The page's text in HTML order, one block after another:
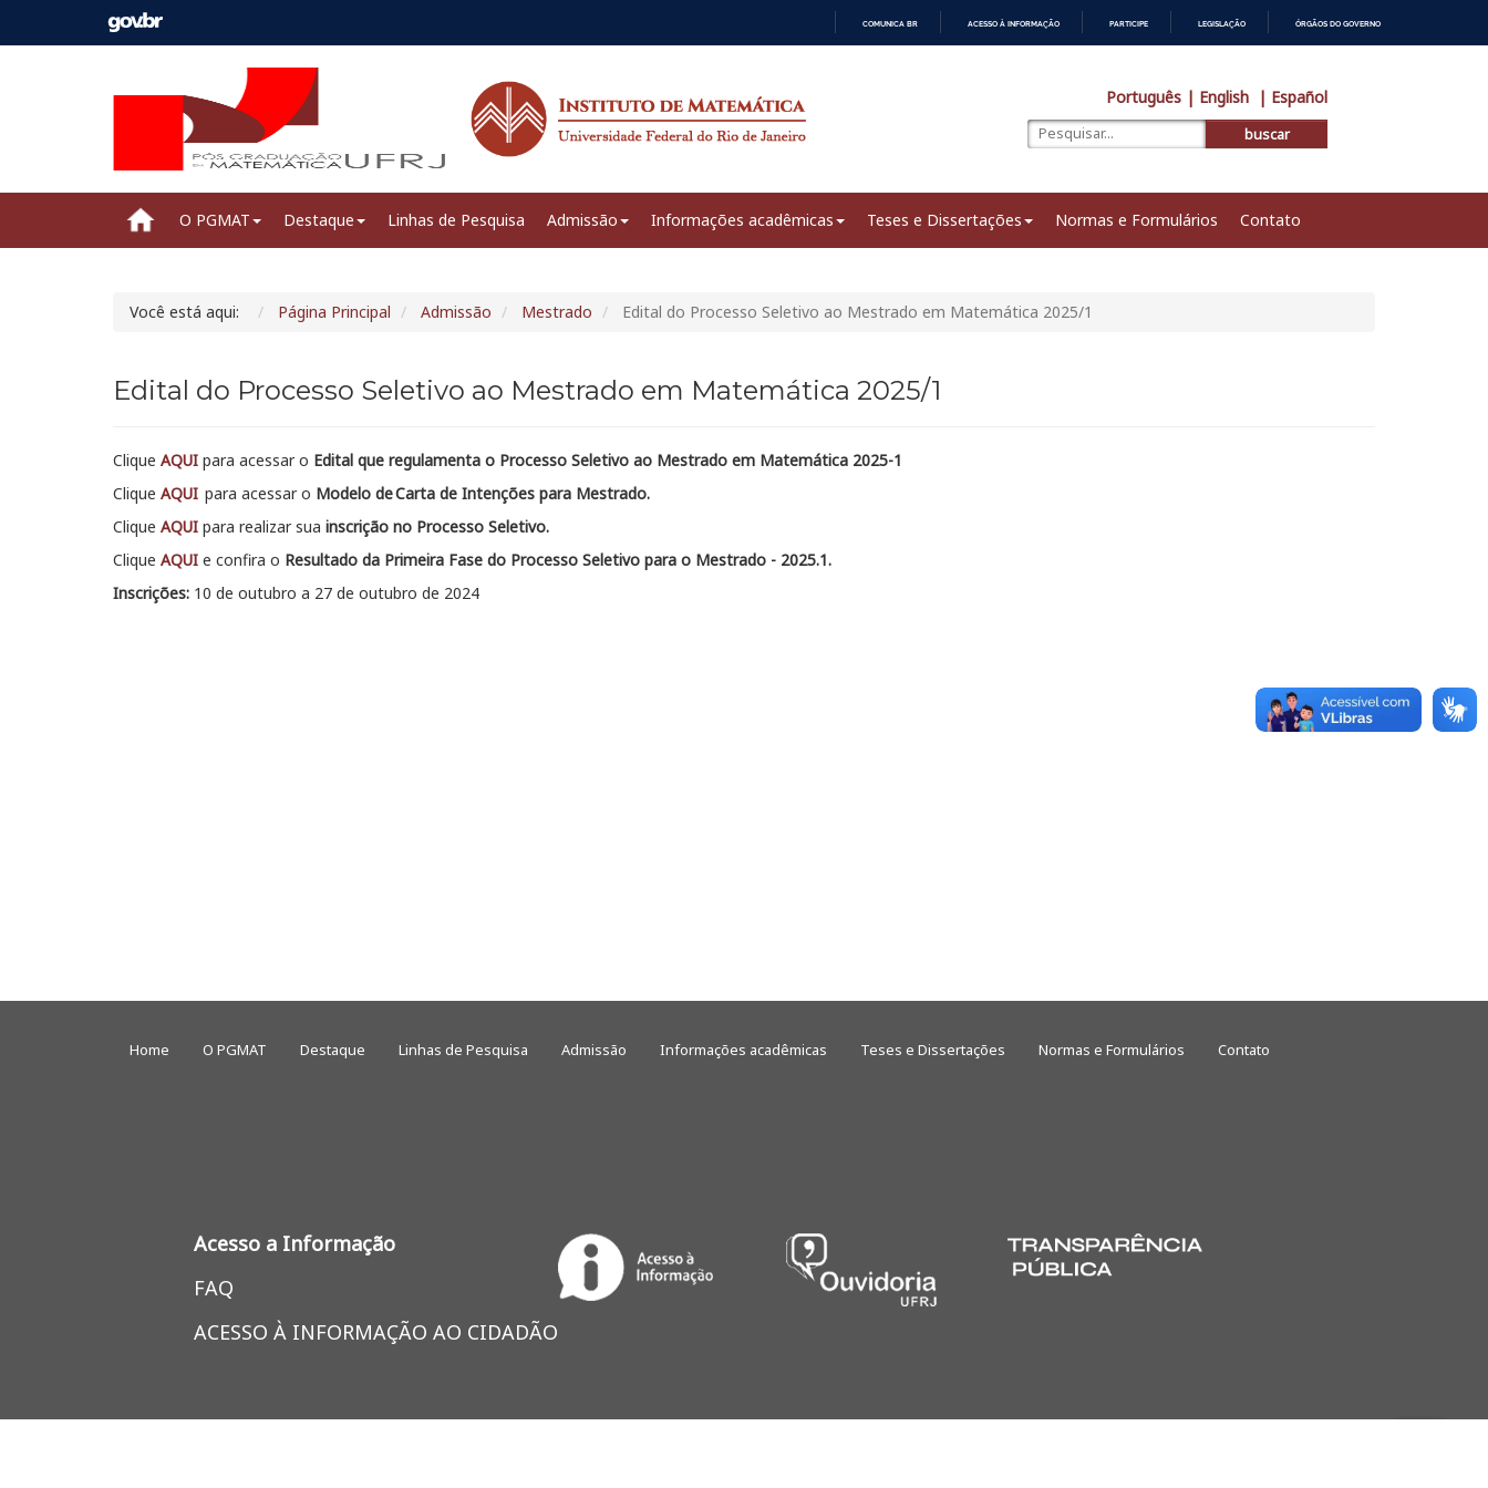
CONTEÚDO
COMUNICA BR ACESSO À INFORMAÇÃO PARTICIPE LEGISLAÇÃO ÓRGÃOS DO GOVERNO
Português | English | Español
buscar
O PGMAT Destaque Linhas de Pesquisa Admissão Informações acadêmicas Teses e Dissertações Normas e Formulários Contato
Você está aqui: Página Principal Admissão Mestrado Edital do Processo Seletivo ao Mestrado em Matemática 2025/1
Edital do Processo Seletivo ao Mestrado em Matemática 2025/1
Clique AQUI para acessar o Edital que regulamenta o Processo Seletivo ao Mestrado em Matemática 2025-1
Clique AQUI para acessar o Modelo de Carta de Intenções para Mestrado.
Clique AQUI para realizar sua inscrição no Processo Seletivo.
Clique AQUI e confira o Resultado da Primeira Fase do Processo Seletivo para o Mestrado - 2025.1.
Inscrições: 10 de outubro a 27 de outubro de 2024
Home O PGMAT Destaque Linhas de Pesquisa Admissão Informações acadêmicas Teses e Dissertações Normas e Formulários Contato
Acesso a Informação
FAQ
ACESSO À INFORMAÇÃO AO CIDADÃO